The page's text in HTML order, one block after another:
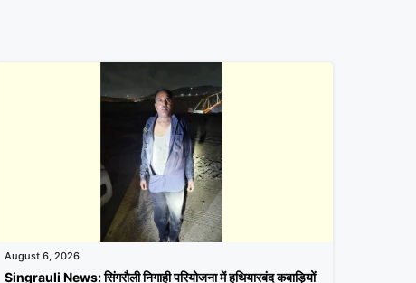
August 6, 2026
Singrauli News: सिंगरौली निगाही परियोजना में हथियारबंद कबाड़ियों